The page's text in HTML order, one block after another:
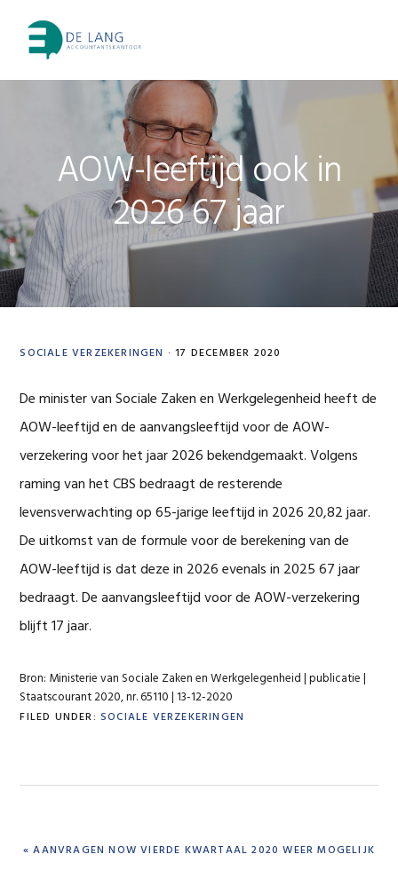
primary
navigation
content
primary
sidebar
footer
AOW-leeftijd ook in
2026 67 jaar
SOCIALE VERZEKERINGEN · 17 DECEMBER 2020
De minister van Sociale Zaken en Werkgelegenheid heeft de
AOW-leeftijd en de aanvangsleeftijd voor de AOW-
verzekering voor het jaar 2026 bekendgemaakt. Volgens
raming van het CBS bedraagt de resterende
levensverwachting op 65-jarige leeftijd in 2026 20,82 jaar.
De uitkomst van de formule voor de berekening van de
AOW-leeftijd is dat deze in 2026 evenals in 2025 67 jaar
bedraagt. De aanvangsleeftijd voor de AOW-verzekering
blijft 17 jaar.
Bron: Ministerie van Sociale Zaken en Werkgelegenheid | publicatie |
Staatscourant 2020, nr. 65110 | 13-12-2020
FILED UNDER: SOCIALE VERZEKERINGEN
PREVIOUS
« AANVRAGEN NOW VIERDE KWARTAAL 2020 WEER MOGELIJK